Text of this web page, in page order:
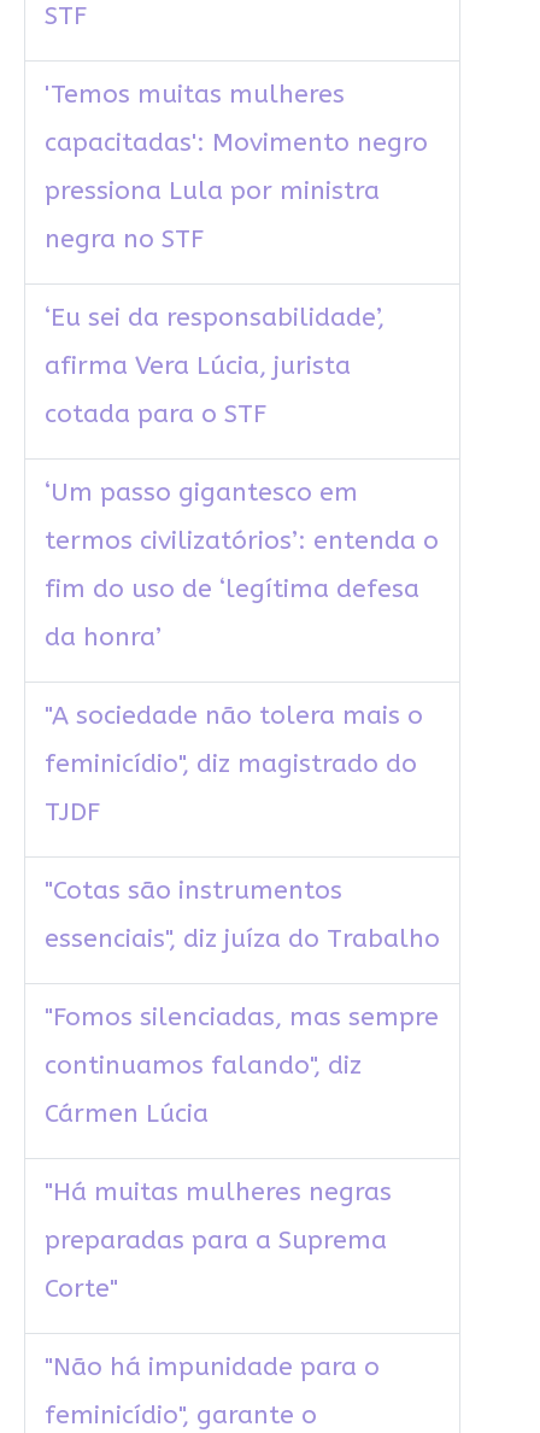
STF
'Temos muitas mulheres
capacitadas': Movimento negro
pressiona Lula por ministra
negra no STF
‘Eu sei da responsabilidade’,
afirma Vera Lúcia, jurista
cotada para o STF
‘Um passo gigantesco em
termos civilizatórios’: entenda o
fim do uso de ‘legítima defesa
da honra’
"A sociedade não tolera mais o
feminicídio", diz magistrado do
TJDF
"Cotas são instrumentos
essenciais", diz juíza do Trabalho
"Fomos silenciadas, mas sempre
continuamos falando", diz
Cármen Lúcia
"Há muitas mulheres negras
preparadas para a Suprema
Corte"
"Não há impunidade para o
feminicídio", garante o